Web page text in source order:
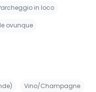
in loco
ovunque
Vino/Champagne